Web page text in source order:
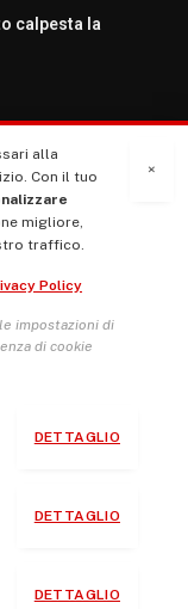
calpesta la
×
alla
Con il tuo
migliore,
traffico.
Policy
impostazioni di
di cookie
DETTAGLIO
DETTAGLIO
DETTAGLIO